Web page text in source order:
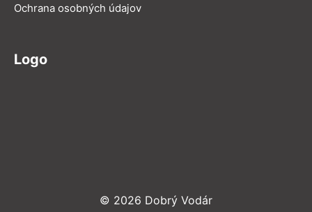
Ochrana osobných údajov
Logo
© 2026 Dobrý Vodár